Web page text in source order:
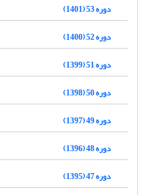
دوره 53 (1401)
دوره 52 (1400)
دوره 51 (1399)
دوره 50 (1398)
دوره 49 (1397)
دوره 48 (1396)
دوره 47 (1395)